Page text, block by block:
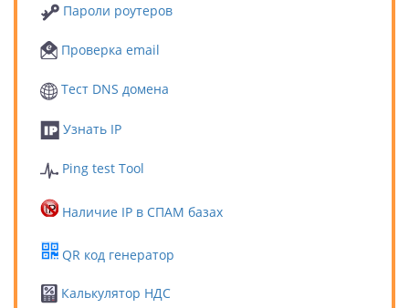
Пароли роутеров
Проверка email
Тест DNS домена
Узнать IP
Ping test Tool
Наличие IP в СПАМ базах
QR код генератор
Калькулятор НДС